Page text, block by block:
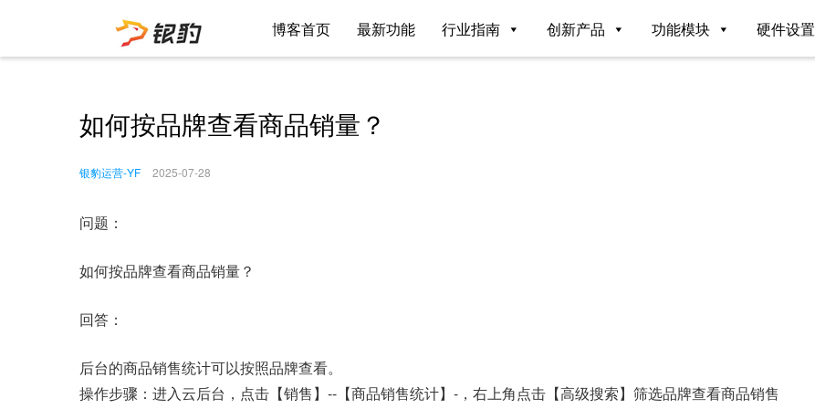
博客首页 最新功能 行业指南 创新产品 功能模块 硬件设置
如何按品牌查看商品销量？
银豹运营-YF 2025-07-28
问题：
如何按品牌查看商品销量？
回答：
后台的商品销售统计可以按照品牌查看。
操作步骤：进入云后台，点击【销售】--【商品销售统计】-，右上角点击【高级搜索】筛选品牌查看商品销售